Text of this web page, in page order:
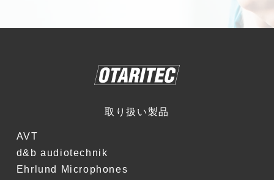
取り扱い製品
AVT
d&b audiotechnik
Ehrlund Microphones